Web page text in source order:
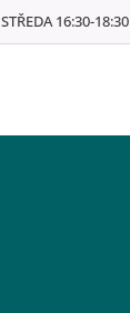
16:30-18:30